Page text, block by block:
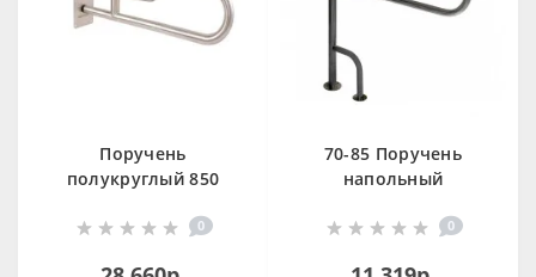
Поручень
полукруглый 850
Nofer 15051.85.В
0
70-85 Поручень
напольный
с держателем
0